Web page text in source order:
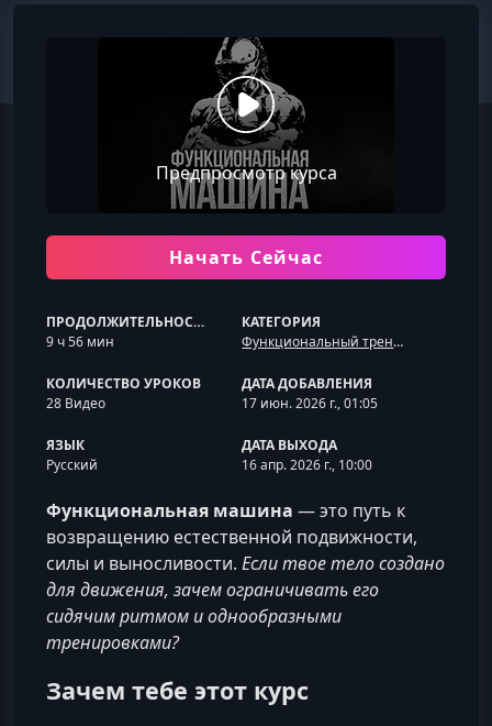
Предпросмотр курса
Начать Сейчас
ПРОДОЛЖИТЕЛЬНОСТЬ
9 ч 56 мин
КАТЕГОРИЯ
Функциональный тренинг и мобильность
КОЛИЧЕСТВО УРОКОВ
28 Видео
ДАТА ДОБАВЛЕНИЯ
17 июн. 2026 г., 01:05
ЯЗЫК
Русский
ДАТА ВЫХОДА
16 апр. 2026 г., 10:00
Функциональная машина — это путь к
возвращению естественной подвижности,
силы и выносливости. Если твое тело создано
для движения, зачем ограничивать его
сидячим ритмом и однообразными
тренировками?
Зачем тебе этот курс